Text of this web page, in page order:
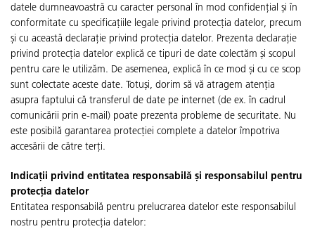
datele dumneavoastră cu caracter personal în mod confidențial și în
conformitate cu specificațiile legale privind protecția datelor, precum
și cu această declarație privind protecția datelor. Prezenta declarație
privind protecția datelor explică ce tipuri de date colectăm și scopul
pentru care le utilizăm. De asemenea, explică în ce mod și cu ce scop
sunt colectate aceste date. Totuși, dorim să vă atragem atenția
asupra faptului că transferul de date pe internet (de ex. în cadrul
comunicării prin e-mail) poate prezenta probleme de securitate. Nu
este posibilă garantarea protecției complete a datelor împotriva
accesării de către terți.
Indicații privind entitatea responsabilă și responsabilul pentru
protecția datelor
Entitatea responsabilă pentru prelucrarea datelor este responsabilul
nostru pentru protecția datelor: